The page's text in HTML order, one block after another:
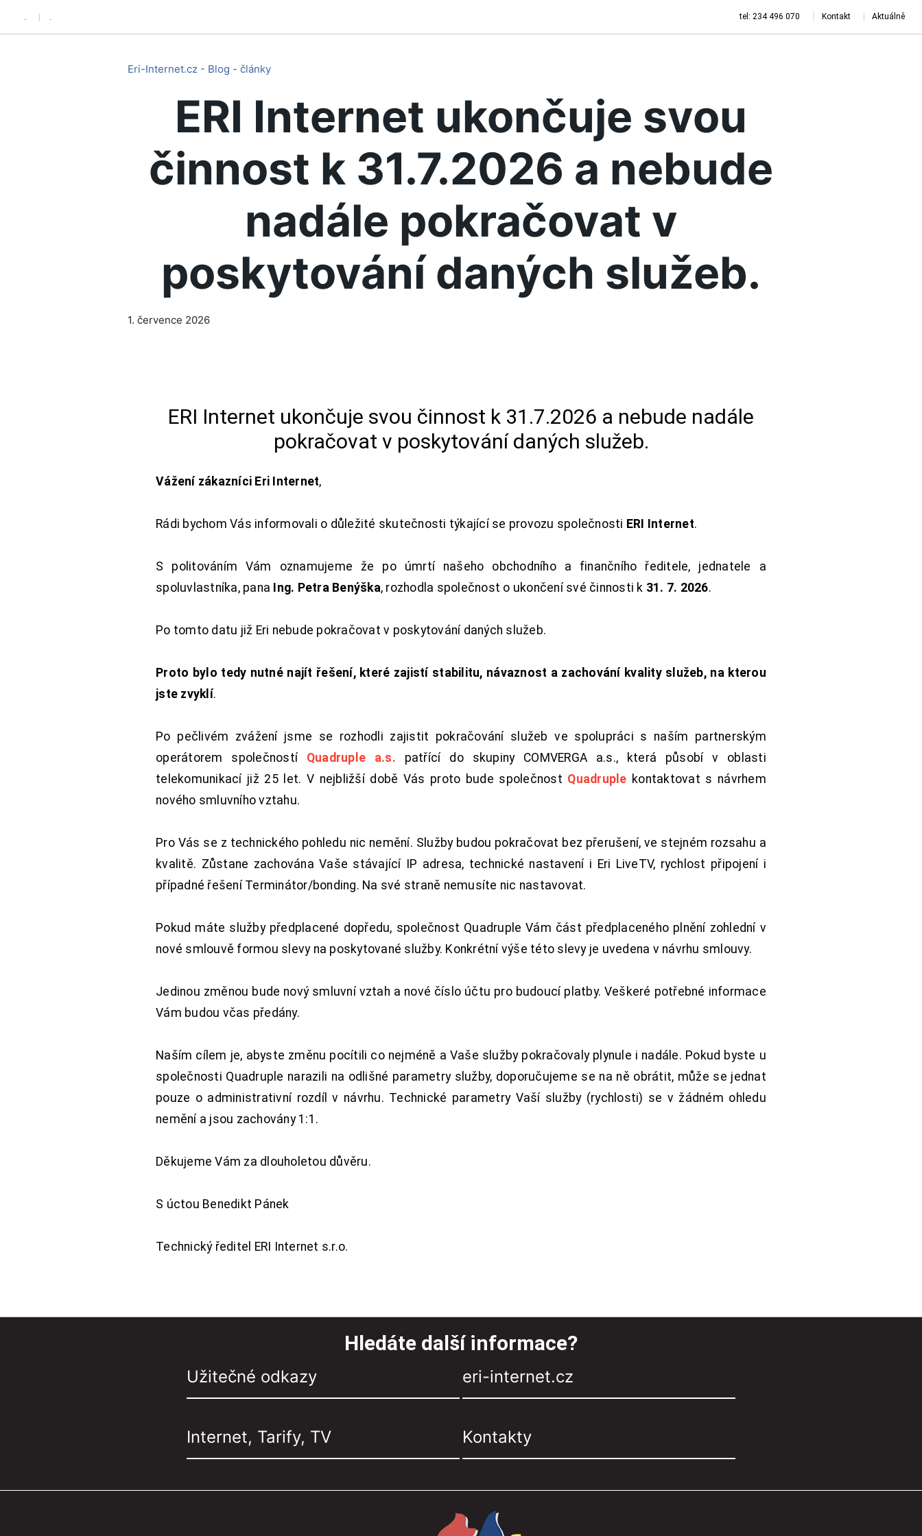
. . tel: 234 496 070 Kontakt Aktuálně
Eri-Internet.cz - Blog - články
ERI Internet ukončuje svou
činnost k 31.7.2026 a nebude
nadále pokračovat v
poskytování daných služeb.
1. července 2026
ERI Internet ukončuje svou činnost k 31.7.2026 a nebude nadále
pokračovat v poskytování daných služeb.
Vážení zákazníci Eri Internet,
Rádi bychom Vás informovali o důležité skutečnosti týkající se provozu společnosti ERI Internet.
S politováním Vám oznamujeme že po úmrtí našeho obchodního a finančního ředitele, jednatele a
spoluvlastníka, pana Ing. Petra Benýška, rozhodla společnost o ukončení své činnosti k 31. 7. 2026.
Po tomto datu již Eri nebude pokračovat v poskytování daných služeb.
Proto bylo tedy nutné najít řešení, které zajistí stabilitu, návaznost a zachování kvality služeb, na kterou
jste zvyklí.
Po pečlivém zvážení jsme se rozhodli zajistit pokračování služeb ve spolupráci s naším partnerským
operátorem společností Quadruple a.s. patřící do skupiny COMVERGA a.s., která působí v oblasti
telekomunikací již 25 let. V nejbližší době Vás proto bude společnost Quadruple kontaktovat s návrhem
nového smluvního vztahu.
Pro Vás se z technického pohledu nic nemění. Služby budou pokračovat bez přerušení, ve stejném rozsahu a
kvalitě. Zůstane zachována Vaše stávající IP adresa, technické nastavení i Eri LiveTV, rychlost připojení i
případné řešení Terminátor/bonding. Na své straně nemusíte nic nastavovat.
Pokud máte služby předplacené dopředu, společnost Quadruple Vám část předplaceného plnění zohlední v
nové smlouvě formou slevy na poskytované služby. Konkrétní výše této slevy je uvedena v návrhu smlouvy.
Jedinou změnou bude nový smluvní vztah a nové číslo účtu pro budoucí platby. Veškeré potřebné informace
Vám budou včas předány.
Naším cílem je, abyste změnu pocítili co nejméně a Vaše služby pokračovaly plynule i nadále. Pokud byste u
společnosti Quadruple narazili na odlišné parametry služby, doporučujeme se na ně obrátit, může se jednat
pouze o administrativní rozdíl v návrhu. Technické parametry Vaší služby (rychlosti) se v žádném ohledu
nemění a jsou zachovány 1:1.
Děkujeme Vám za dlouholetou důvěru.
S úctou Benedikt Pánek
Technický ředitel ERI Internet s.r.o.
Hledáte další informace?
Užitečné odkazy eri-internet.cz
Internet, Tarify, TV Kontakty